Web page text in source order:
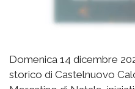
Domenica 14 dicembre
storico di Castelnuovo